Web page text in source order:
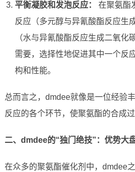
平衡凝胶和发泡反应：
在聚氨酯
反应（多元醇与异氰酸酯反应生
（水与异氰酸酯反应生成二氧化
需要，选择性地促进其中一个反
构和性能。
总而言之，dmdee就像是一位经验
反应的各个环节，使聚氨酯的合成
二、dmdee的“独门绝技”：优势大
在众多的聚氨酯催化剂中，dmdee